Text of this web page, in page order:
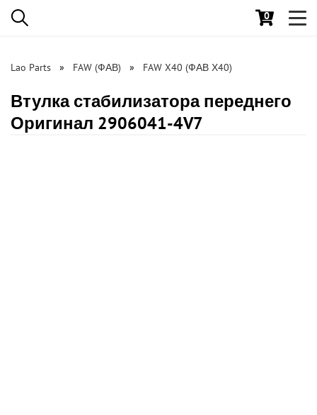
0
Lao Parts FAW (ФАВ) FAW X40 (ФАВ Х40)
Втулка стабилизатора переднего
Оригинал 2906041-4V7